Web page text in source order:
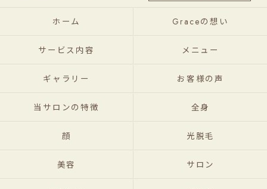
ホーム Graceの想い
サービス内容 メニュー
ギャラリー お客様の声
当サロンの特徴 全身
顔 光脱毛
美容 サロン